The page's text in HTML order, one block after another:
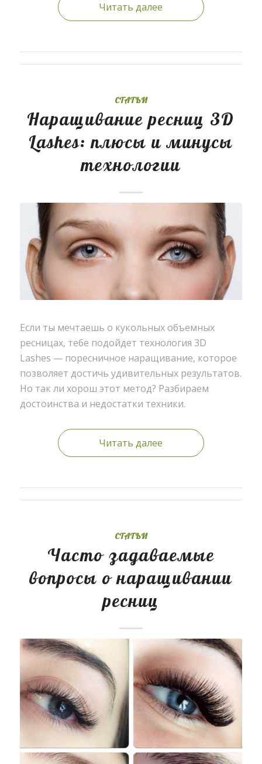
Читать далее
СТАТЬИ
Наращивание ресниц 3D
Lashes: плюсы и минусы
технологии
Если ты мечтаешь о кукольных объемных
ресницах, тебе подойдет технология 3D
Lashes — поресничное наращивание, которое
позволяет достичь удивительных результатов.
Но так ли хорош этот метод? Разбираем
достоинства и недостатки техники.
Читать далее
СТАТЬИ
Часто задаваемые
вопросы о наращивании
ресниц